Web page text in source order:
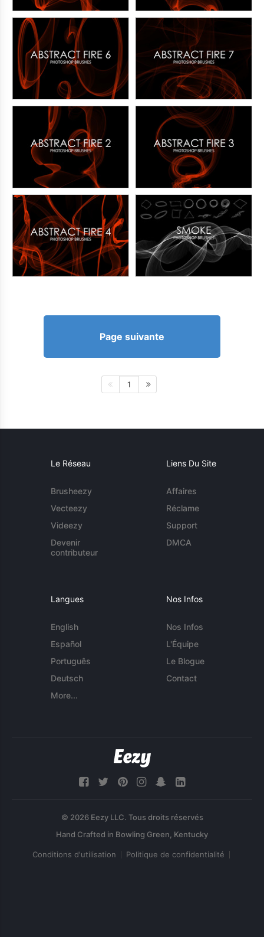
Page suivante
1
Le Réseau
Brusheezy
Vecteezy
Videezy
Devenir
contributeur
Liens Du Site
Affaires
Réclame
Support
DMCA
Langues
English
Español
Português
Deutsch
More...
Nos Infos
Nos Infos
L'Équipe
Le Blogue
Contact
© 2026 Eezy LLC. Tous droits réservés
Conditions d'utilisation Politique de confidentialité